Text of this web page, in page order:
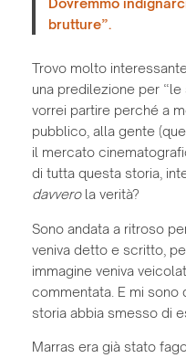
brutture”.
Trovo molto
una predilezione per
vorrei partire perché a
pubblico, alla gente
il mercato
di tutta questa storia,
davverola verità?
Sono andata a ritroso
veniva detto e scritto,
immagine veniva
commentata. E mi sono
storia abbia smesso di
Marras era già stato